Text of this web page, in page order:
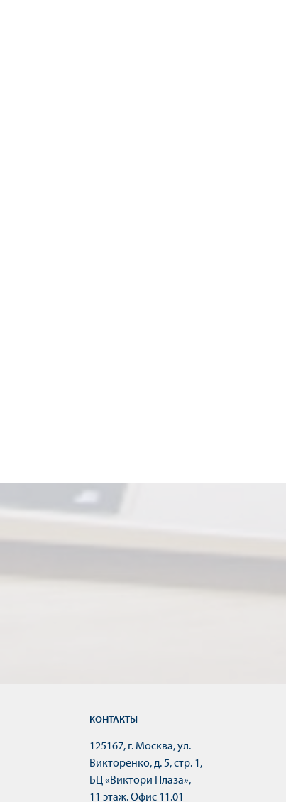
КОНТАКТЫ
125167, г. Москва, ул.
Викторенко, д. 5, стр. 1,
БЦ «Виктори Плаза»,
11 этаж. Офис 11.01